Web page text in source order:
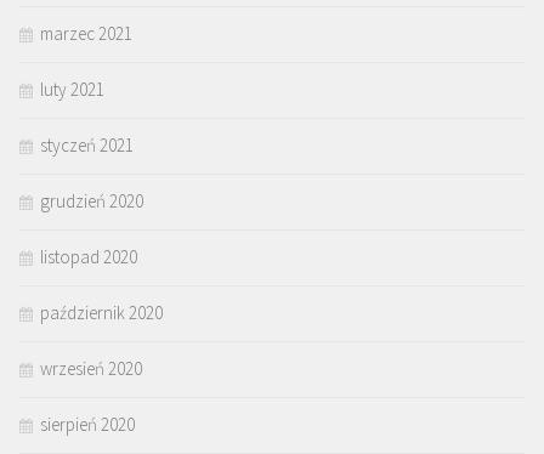
marzec 2021
luty 2021
styczeń 2021
grudzień 2020
listopad 2020
październik 2020
wrzesień 2020
sierpień 2020